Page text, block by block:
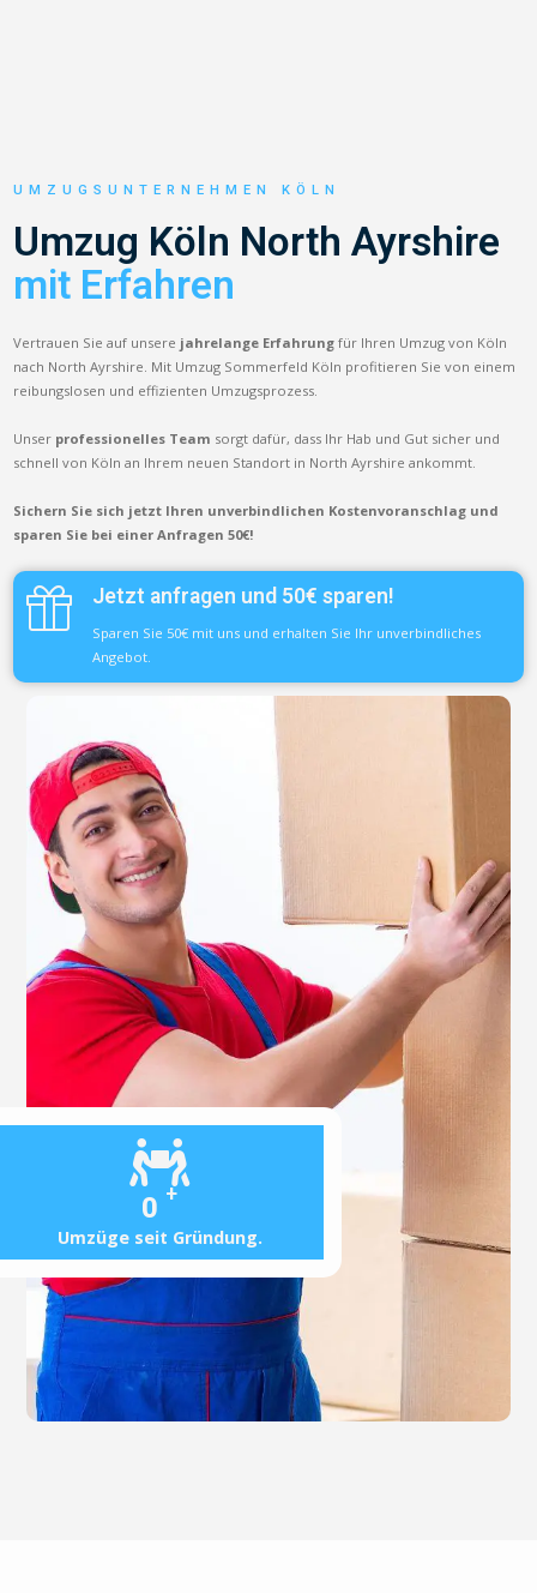
0 +
Umzüge seit Gründung.
UMZUGSUNTERNEHMEN KÖLN
Umzug Köln North Ayrshire
mit Erfahren
Vertrauen Sie auf unsere jahrelange Erfahrung für Ihren Umzug von Köln
nach North Ayrshire. Mit Umzug Sommerfeld Köln profitieren Sie von einem
reibungslosen und effizienten Umzugsprozess.
Unser professionelles Team sorgt dafür, dass Ihr Hab und Gut sicher und
schnell von Köln an Ihrem neuen Standort in North Ayrshire ankommt.
Sichern Sie sich jetzt Ihren unverbindlichen Kostenvoranschlag und
sparen Sie bei einer Anfragen 50€!
Jetzt anfragen und 50€ sparen!
Sparen Sie 50€ mit uns und erhalten Sie Ihr unverbindliches
Angebot.